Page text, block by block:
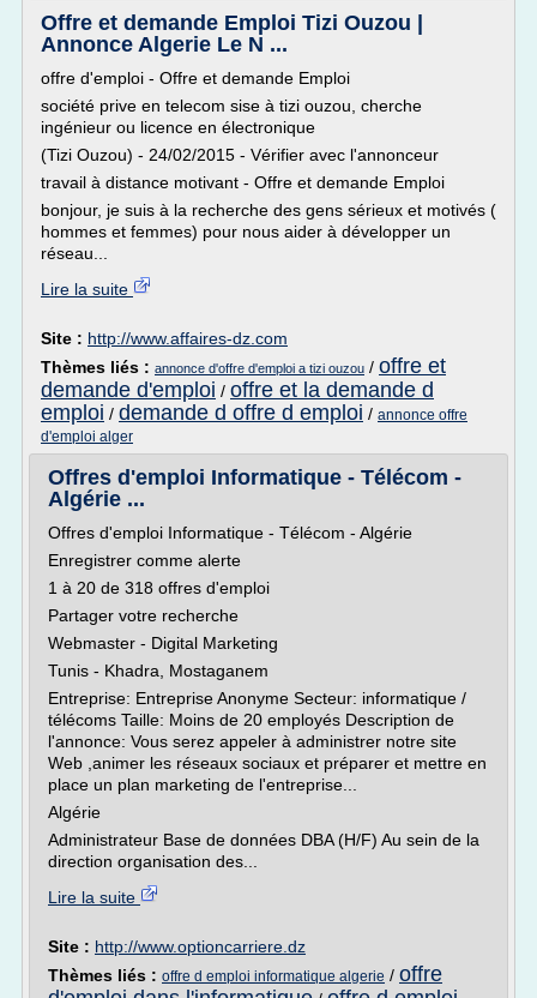
Offre et demande Emploi Tizi Ouzou |
Annonce Algerie Le N ...
offre d'emploi - Offre et demande Emploi
société prive en telecom sise à tizi ouzou, cherche
ingénieur ou licence en électronique
(Tizi Ouzou) - 24/02/2015 - Vérifier avec l'annonceur
travail à distance motivant - Offre et demande Emploi
bonjour, je suis à la recherche des gens sérieux et motivés (
hommes et femmes) pour nous aider à développer un
réseau...
Lire la suite
Site : http://www.affaires-dz.com
Thèmes liés : annonce d'offre d'emploi a tizi ouzou / offre et
demande d'emploi / offre et la demande d
emploi / demande d offre d emploi / annonce offre
d'emploi alger
Offres d'emploi Informatique - Télécom -
Algérie ...
Offres d'emploi Informatique - Télécom - Algérie
Enregistrer comme alerte
1 à 20 de 318 offres d'emploi
Partager votre recherche
Webmaster - Digital Marketing
Tunis - Khadra, Mostaganem
Entreprise: Entreprise Anonyme Secteur: informatique /
télécoms Taille: Moins de 20 employés Description de
l'annonce: Vous serez appeler à administrer notre site
Web ,animer les réseaux sociaux et préparer et mettre en
place un plan marketing de l'entreprise...
Algérie
Administrateur Base de données DBA (H/F) Au sein de la
direction organisation des...
Lire la suite
Site : http://www.optioncarriere.dz
Thèmes liés : offre d emploi informatique algerie / offre